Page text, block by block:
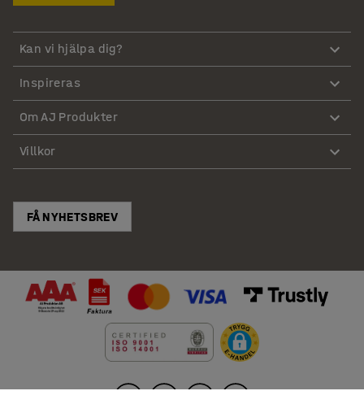
Kan vi hjälpa dig?
Inspireras
Om AJ Produkter
Villkor
FÅ NYHETSBREV